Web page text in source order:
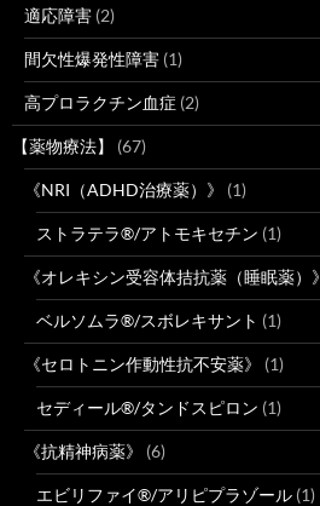
適応障害 (2)
間欠性爆発性障害 (1)
高プロラクチン血症 (2)
【薬物療法】 (67)
《NRI（ADHD治療薬）》 (1)
ストラテラ®/アトモキセチン (1)
《オレキシン受容体拮抗薬（睡眠薬）》
ベルソムラ®/スボレキサント (1)
《セロトニン作動性抗不安薬》 (1)
セディール®/タンドスピロン (1)
《抗精神病薬》 (6)
エビリファイ®/アリピプラゾール (1)